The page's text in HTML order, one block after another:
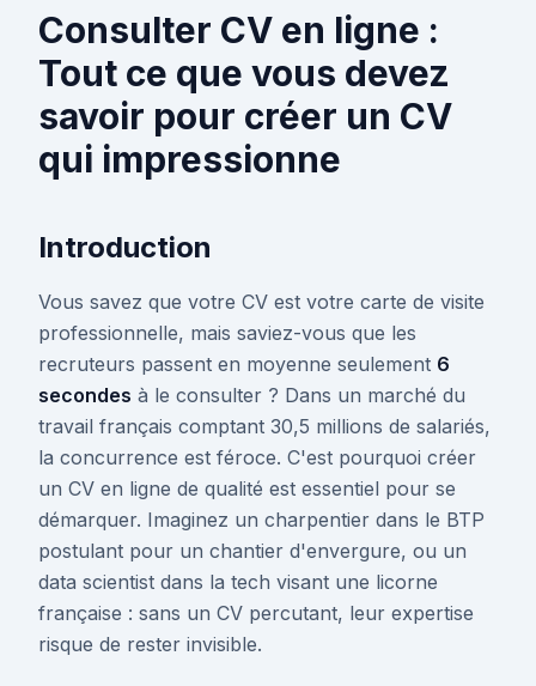
Consulter CV en ligne :
Tout ce que vous devez
savoir pour créer un CV
qui impressionne
Introduction
Vous savez que votre CV est votre carte de visite
professionnelle, mais saviez-vous que les
recruteurs passent en moyenne seulement 6
secondes à le consulter ? Dans un marché du
travail français comptant 30,5 millions de salariés,
la concurrence est féroce. C'est pourquoi créer
un CV en ligne de qualité est essentiel pour se
démarquer. Imaginez un charpentier dans le BTP
postulant pour un chantier d'envergure, ou un
data scientist dans la tech visant une licorne
française : sans un CV percutant, leur expertise
risque de rester invisible.